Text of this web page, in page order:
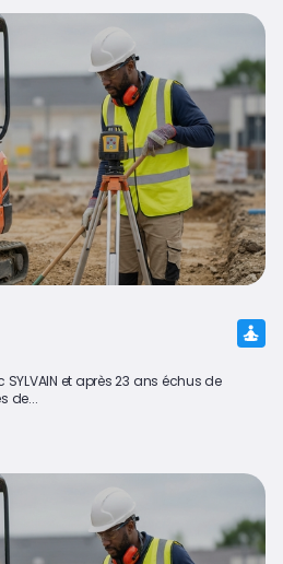
SYLVAIN et après 23 ans échus de
de...